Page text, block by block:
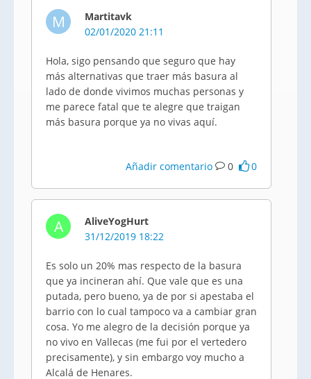
M
Martitavk
02/01/2020 21:11
Hola, sigo pensando que seguro que hay
más alternativas que traer más basura al
lado de donde vivimos muchas personas y
me parece fatal que te alegre que traigan
más basura porque ya no vivas aquí.
Añadir comentario 0 0
A
AliveYogHurt
31/12/2019 18:22
Es solo un 20% mas respecto de la basura
que ya incineran ahí. Que vale que es una
putada, pero bueno, ya de por si apestaba el
barrio con lo cual tampoco va a cambiar gran
cosa. Yo me alegro de la decisión porque ya
no vivo en Vallecas (me fui por el vertedero
precisamente), y sin embargo voy mucho a
Alcalá de Henares.